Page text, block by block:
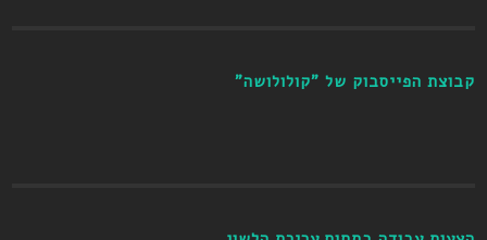
קבוצת הפייסבוק של "קולולושה"